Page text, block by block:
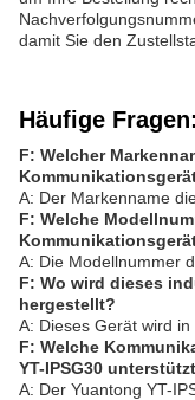
damit Sie den
Häufige Fragen:
F: Welcher
A: Der Markenname
F: Welche
A: Die Modellnummer
F: Wo wird dieses
hergestellt?
A: Dieses Gerät wird in
F: Welche
YT-IPSG30
A: Der Yuantong YT-